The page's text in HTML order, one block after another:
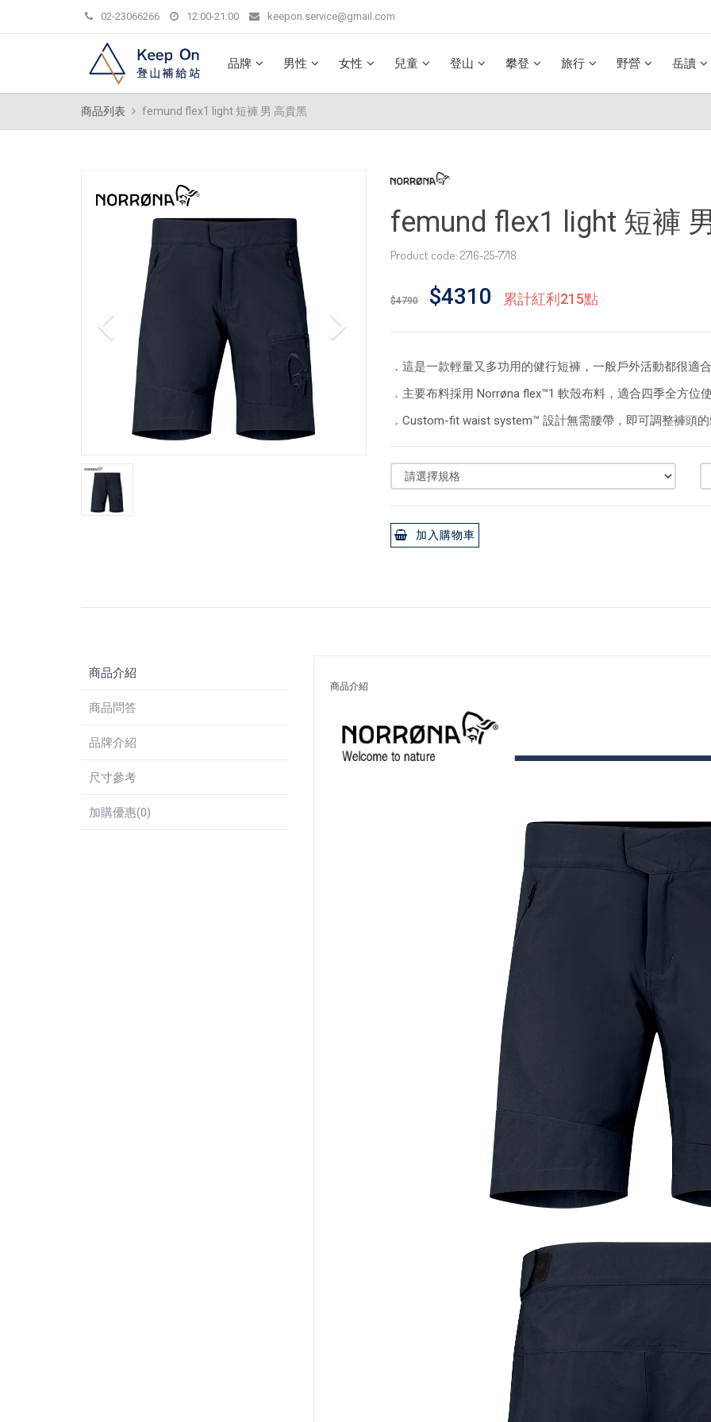
02-23066266 12:00-21:00 keepon.service@gmail.com
品牌 男性 女性 兒童 登山 攀登 旅行 野營 岳讀
商品列表 femund flex1 light 短褲 男 高貴黑
femund flex1 light 短褲
Product code: 2716-25-7718
$4790 $4310 累計紅利215點
．這是一款輕量又多功用的健行短褲，一般戶外活動都很適合
．主要布料採用 Norrøna flex™1 軟殼布料，適合四季全方位
．Custom-fit waist system™ 設計無需腰帶，即可調整褲頭
加入購物車
商品介紹
商品問答
品牌介紹
尺寸參考
加購優惠(0)
商品介紹